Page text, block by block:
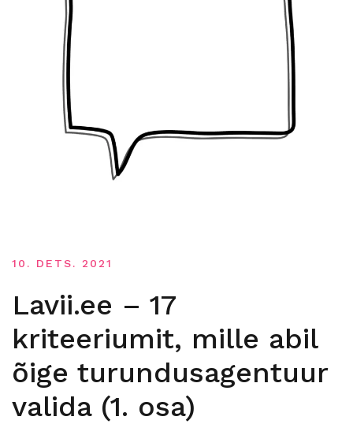
10. DETS. 2021
Lavii.ee – 17
kriteeriumit, mille abil
õige turundusagentuur
valida (1. osa)